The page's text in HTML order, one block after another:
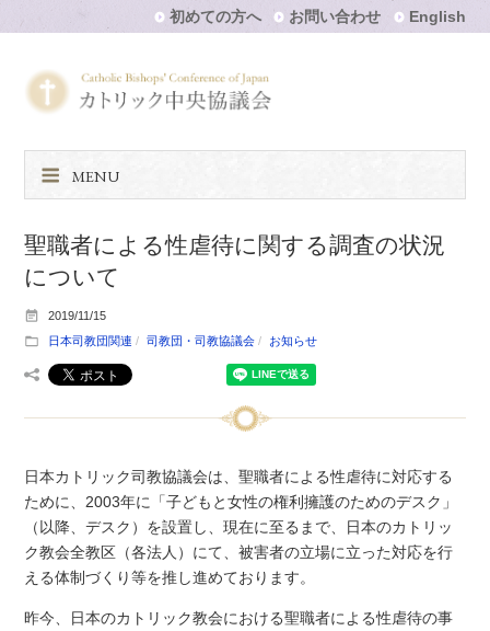
初めての方へ お問い合わせ English
MENU
聖職者による性虐待に関する調査の状況
について
2019/11/15
日本司教団関連
司教団・司教協議会 お知らせ
日本カトリック司教協議会は、聖職者による性虐待に対応する
ために、2003年に「子どもと女性の権利擁護のためのデスク」
（以降、デスク）を設置し、現在に至るまで、日本のカトリッ
ク教会全教区（各法人）にて、被害者の立場に立った対応を行
える体制づくり等を推し進めております。
昨今、日本のカトリック教会における聖職者による性虐待の事